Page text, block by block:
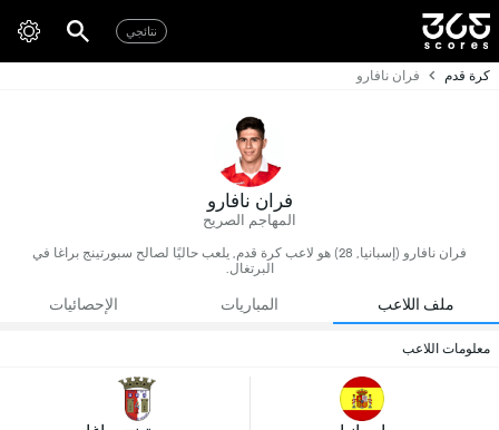
نتائجي
كرة قدم فران نافارو
فران نافارو
المهاجم الصريح
فران نافارو (إسبانيا, 28) هو لاعب كرة قدم, يلعب حاليًا لصالح سبورتينج براغا في
البرتغال.
ملف اللاعب المباريات الإحصائيات
معلومات اللاعب